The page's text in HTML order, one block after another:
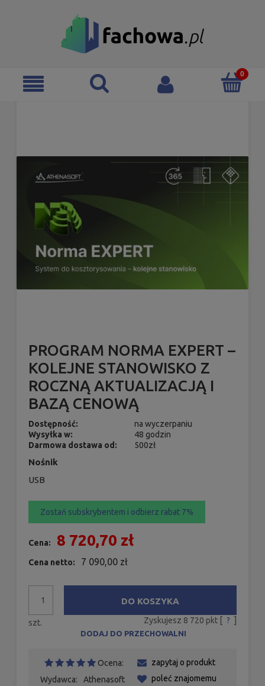
PROGRAM NORMA EXPERT –
KOLEJNE STANOWISKO Z
ROCZNĄ AKTUALIZACJĄ I
BAZĄ CENOWĄ
Dostępność:
na wyczerpaniu
Wysyłka w:
48 godzin
Darmowa dostawa od:
500zł
Nośnik
USB
Zostań subskrybentem i odbierz rabat 7%
Cena: 8 720,70 zł
Cena netto: 7 090,00 zł
szt.
DO KOSZYKA
Zyskujesz 8 720 pkt [ ? ]
DODAJ DO PRZECHOWALNI
Ocena:
Wydawca:
Athenasoft
zapytaj o produkt
poleć znajomemu